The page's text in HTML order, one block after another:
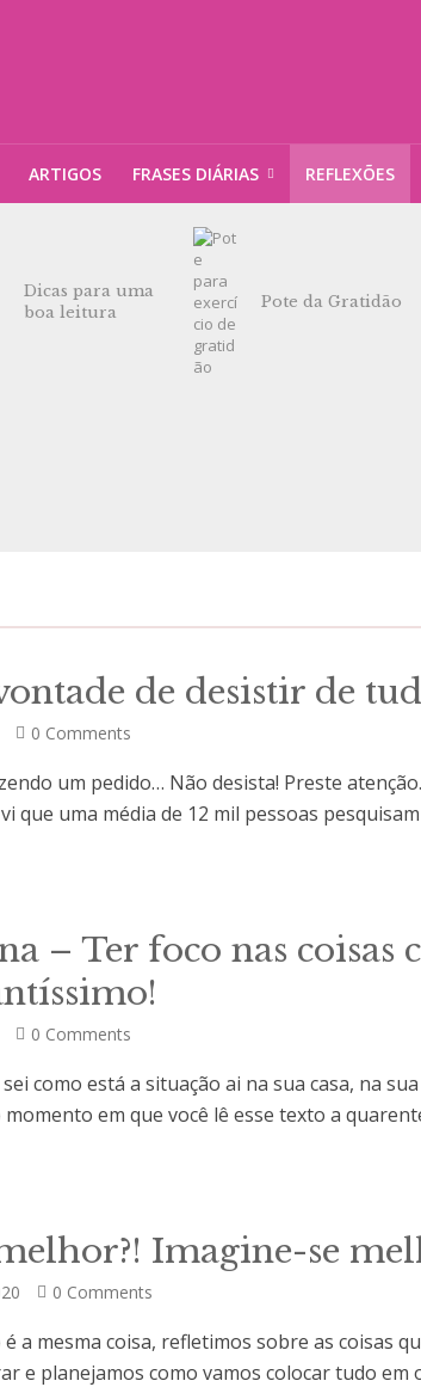
ARTIGOS FRASES DIÁRIAS REFLEXÕES
Dicas para uma
boa leitura
Pote da Gratidão
de desistir de
0 Comments
um pedido… Não desista! Preste
que uma média de 12 mil pessoas
– Ter foco nas coisas
0 Comments
como está a situação ai na sua casa, na
momento em que você lê esse texto a
Imagine-se
0 Comments
a mesma coisa, refletimos sobre as coisas
e planejamos como vamos colocar tudo em